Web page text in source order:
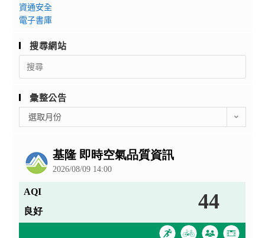
資通安全
電子書庫
搜尋網站
Search
for:
彙整公告
整
選取月份